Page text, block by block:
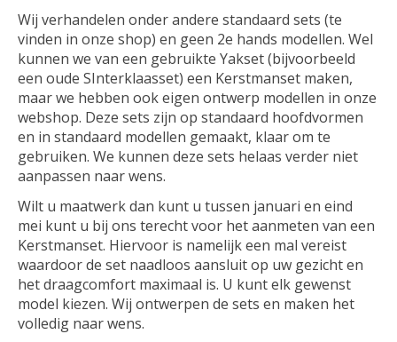
Wij verhandelen onder andere standaard sets (te
vinden in onze shop) en geen 2e hands modellen. Wel
kunnen we van een gebruikte Yakset (bijvoorbeeld
een oude SInterklaasset) een Kerstmanset maken,
maar we hebben ook eigen ontwerp modellen in onze
webshop. Deze sets zijn op standaard hoofdvormen
en in standaard modellen gemaakt, klaar om te
gebruiken. We kunnen deze sets helaas verder niet
aanpassen naar wens.
Wilt u maatwerk dan kunt u tussen januari en eind
mei kunt u bij ons terecht voor het aanmeten van een
Kerstmanset. Hiervoor is namelijk een mal vereist
waardoor de set naadloos aansluit op uw gezicht en
het draagcomfort maximaal is. U kunt elk gewenst
model kiezen. Wij ontwerpen de sets en maken het
volledig naar wens.